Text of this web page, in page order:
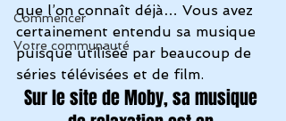
Commencer
Votre communauté
que l’on connaît déjà… Vous avez
certainement entendu sa musique
puisque utilisée par beaucoup de
séries télévisées et de film.
Sur le site de Moby, sa musique